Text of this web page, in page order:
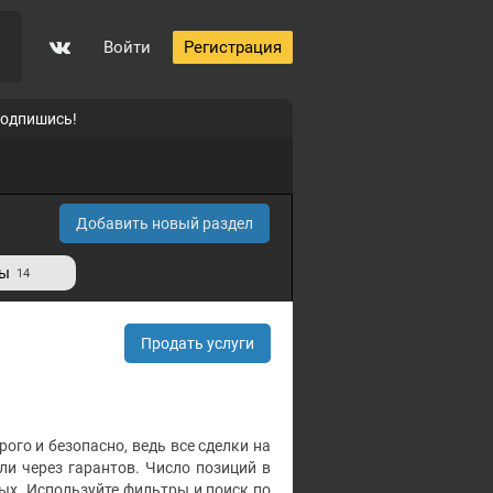
Войти Регистрация
Добавить новый раздел
14
Продать услуги
и безопасно, ведь все сделки на
через гарантов. Число позиций в